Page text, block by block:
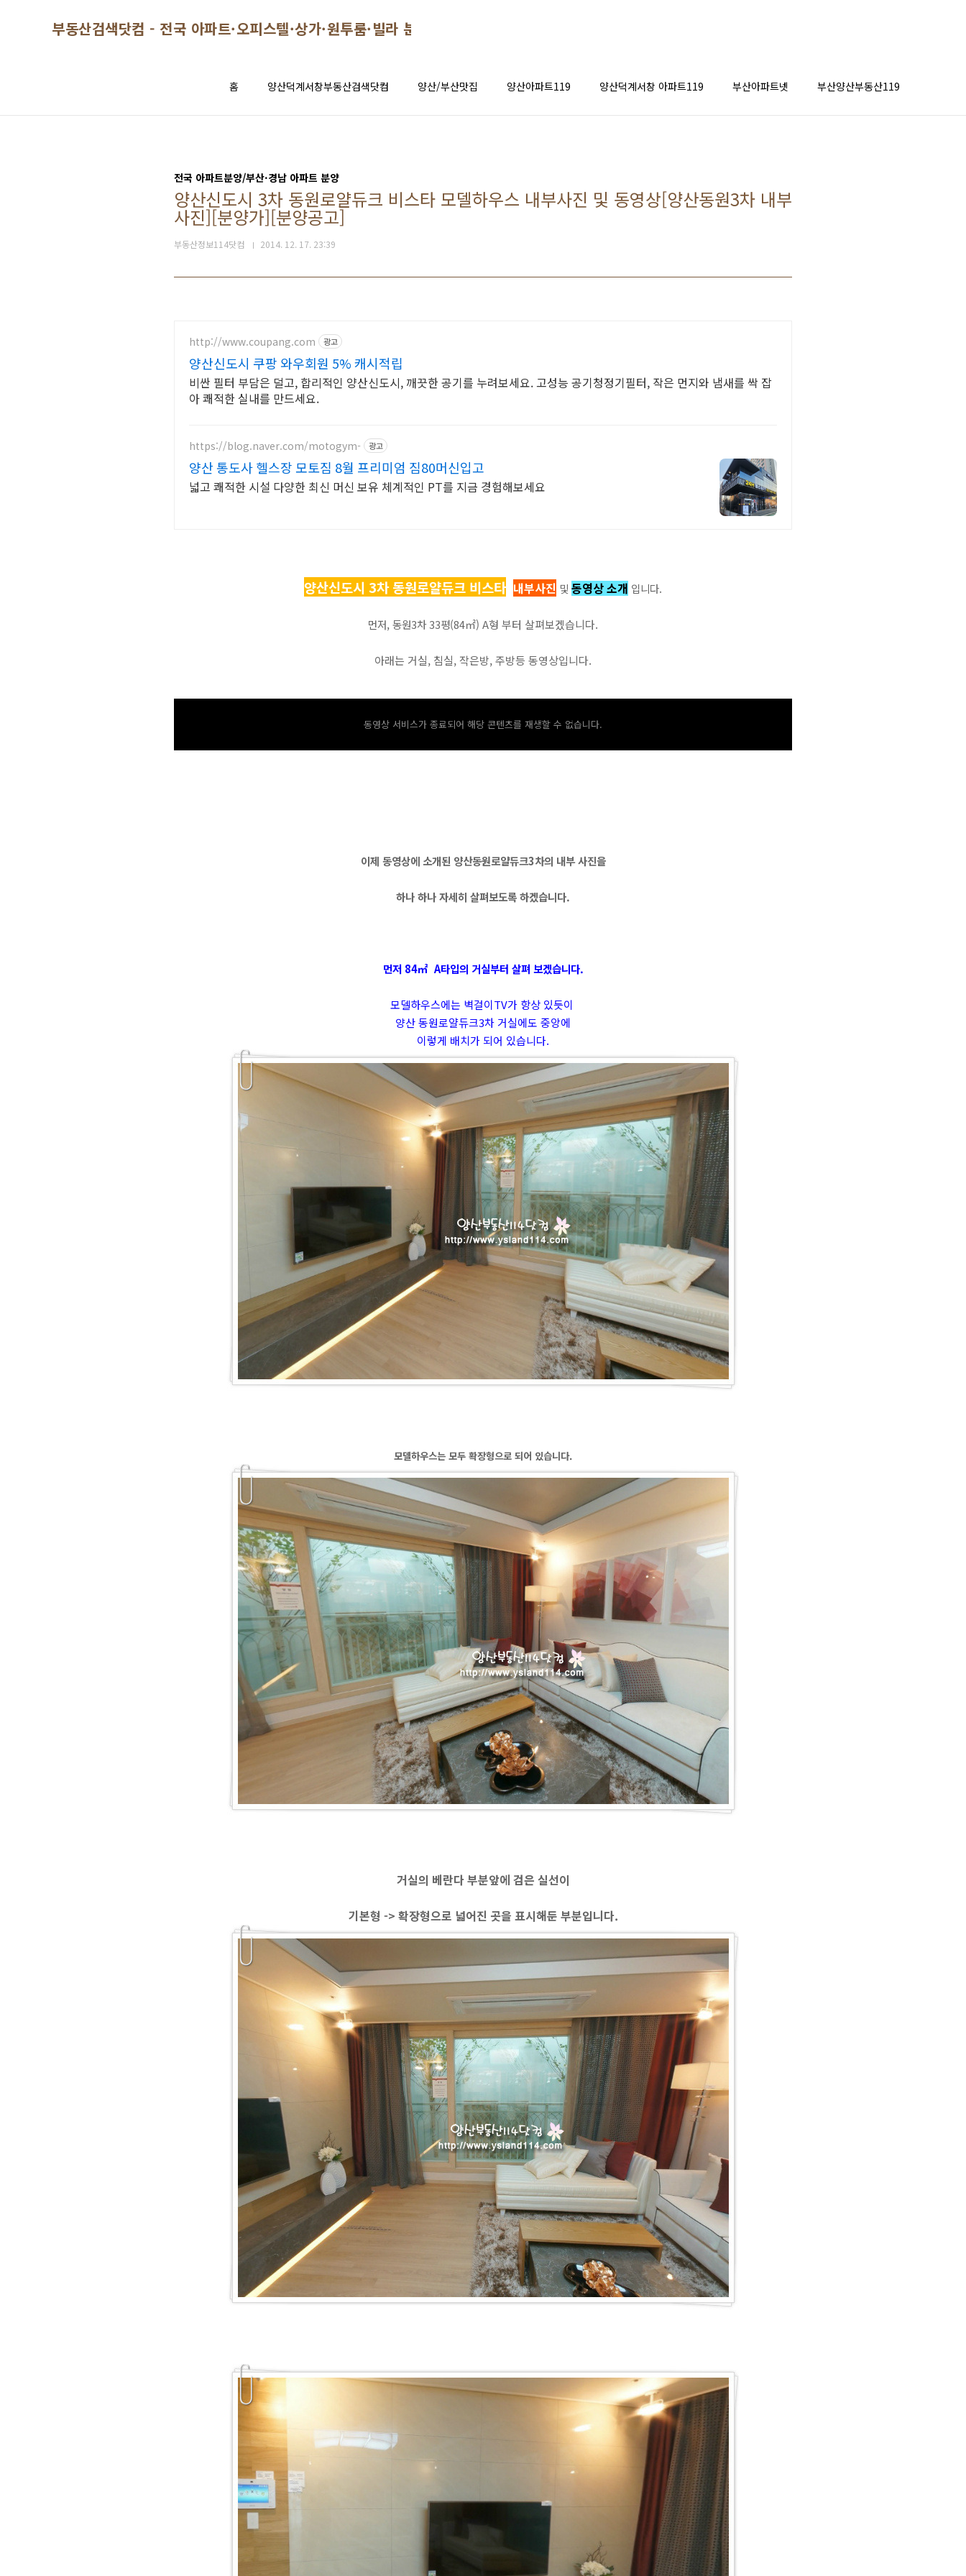
부동산검색닷컴 - 전국 아파트·오피스텔·상가·원투룸·빌라 분양 시세 정보
홈 양산덕계서창부동산검색닷컴 양산/부산맛집 양산아파트119 양산덕계서창 아파트119 부산아파트넷 부산양산부동산119
전국 아파트분양/부산·경남 아파트 분양
양산신도시 3차 동원로얄듀크 비스타 모델하우스 내부사진 및 동영상[양산동원3차 내부
사진][분양가][분양공고]
부동산정보114닷컴 2014. 12. 17. 23:39
http://www.coupang.com 광고
양산신도시 쿠팡 와우회원 5% 캐시적립
비싼 필터 부담은 덜고, 합리적인 양산신도시, 깨끗한 공기를 누려보세요. 고성능 공기청정기필터, 작은 먼지와 냄새를 싹 잡
아 쾌적한 실내를 만드세요.
https://blog.naver.com/motogym- 광고
양산 통도사 헬스장 모토짐 8월 프리미엄 짐80머신입고
넓고 쾌적한 시설 다양한 최신 머신 보유 체계적인 PT를 지금 경험해보세요
양산신도시 3차 동원로얄듀크 비스타 내부사진 및 동영상 소개 입니다.
먼저, 동원3차 33평(84㎡) A형 부터 살펴보겠습니다.
아래는 거실, 침실, 작은방, 주방등 동영상입니다.
동영상 서비스가 종료되어 해당 콘텐츠를 재생할 수 없습니다.
이제 동영상에 소개된 양산동원로얄듀크3차의 내부 사진을
하나 하나 자세히 살펴보도록 하겠습니다.
먼저 84㎡ A타입의 거실부터 살펴 보겠습니다.
모델하우스에는 벽걸이TV가 항상 있듯이
양산 동원로얄듀크3차 거실에도 중앙에
이렇게 배치가 되어 있습니다.
모델하우스는 모두 확장형으로 되어 있습니다.
거실의 베란다 부분앞에 검은 실선이
기본형 -> 확장형으로 넓어진 곳을 표시해둔 부분입니다.